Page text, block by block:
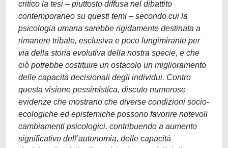
critico la tesi – piuttosto diffusa nel dibattito
contemporaneo su questi temi – secondo cui la
psicologia umana sarebbe rigidamente destinata a
rimanere tribale, esclusiva e poco lungimirante per
via della storia evolutiva della nostra specie, e che
ciò potrebbe costituire un ostacolo un miglioramento
delle capacità decisionali degli individui. Contro
questa visione pessimistica, discuto numerose
evidenze che mostrano che diverse condizioni socio-
ecologiche ed epistemiche possono favorire notevoli
cambiamenti psicologici, contribuendo a aumento
significativo dell’autonomia, delle capacità